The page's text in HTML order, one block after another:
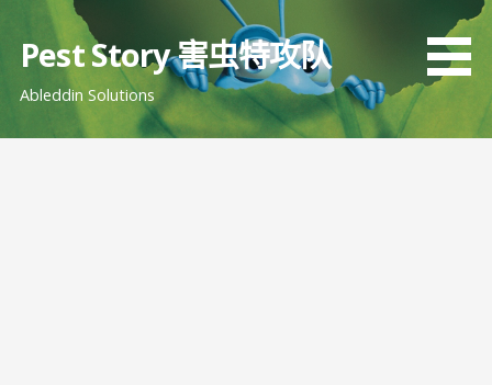
Pest Story 害虫特攻队
Ableddin Solutions